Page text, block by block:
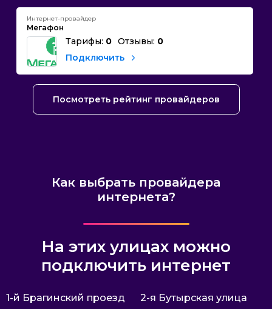
Интернет-провайдер
Мегафон
Тарифы: 0 Отзывы: 0
Подключить
Посмотреть рейтинг провайдеров
Как выбрать провайдера
интернета?
На этих улицах можно
подключить интернет
1-й Брагинский проезд
2-я Бутырская улица